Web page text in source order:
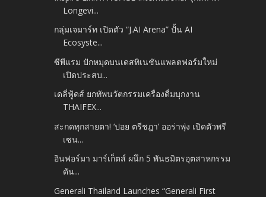
Longevi...
กลุ่มเจมาร์ท เปิดตัว “J.AI Arena” ปั้น AI
Ecosyste...
ซีพีแรม ปักหมุดบนเดสทิเนชันแพลตฟอร์มใหม่
เปิดประสบ...
เดลี่ฟู้ดส์ ยกทัพนวัตกรรมเครื่องดื่มบุกงาน
THAIFEX...
สะกดทุกสายตา! ‘ปอย ตรีชฎา’ ออร่าพุ่ง เปิดตัวพรี
เซน...
อินฟอร์มา มาร์เก็ตส์ ผนึก 5 พันธมิตรอุตสาหกรรม
ดัน...
Generali Thailand Launches “Generali First